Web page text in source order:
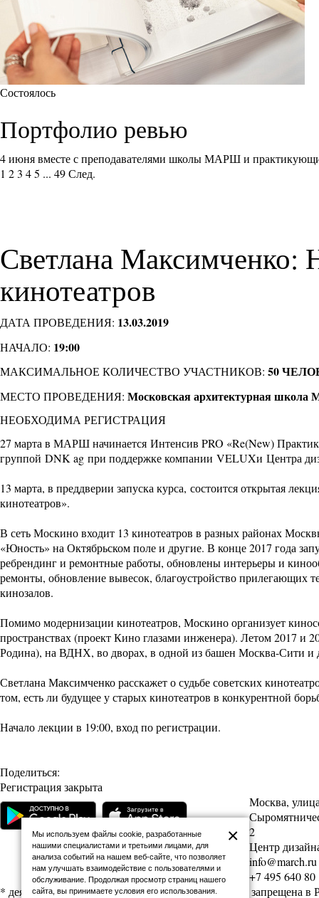
Состоялось
Портфолио ревью
4 июня вместе с преподавателями школы МАРШ и
1 23 45 ... 49След.
Светлана Максимченко:
кинотеатров
ДАТА ПРОВЕДЕНИЯ: 13.03.2019
НАЧАЛО: 19:00
МАКСИМАЛЬНОЕ КОЛИЧЕСТВО УЧАСТНИКОВ: 50
МЕСТО ПРОВЕДЕНИЯ: Московская архитектурная
НЕОБХОДИМА РЕГИСТРАЦИЯ
27 марта в МАРШ начинается Интенсив PRO «Re(New)
группой DNK ag при поддержке компании VELUXи Центра
13 марта, в преддверии запуска курса, состоится открытая
кинотеатров».
В сеть Москино входит 13 кинотеатров в разных районах
«Юность» на Октябрьском поле и другие. В конце 2017 года
ребрендинг и ремонтные работы, обновлены интерьеры и
ремонты, обновление вывесок, благоустройство прилегающих
кинозалов.
Помимо модернизации кинотеатров, Москино организует
пространствах (проект Кино глазами инженера). Летом 2017
Родина), на ВДНХ, во дворах, в одной из башен Москва-Сити и
Светлана Максимченко расскажет о судьбе советских
том, есть ли будущее у старых кинотеатров в конкурентной
Начало лекции в 19:00, вход по регистрации.
Поделиться:
Регистрация закрыта
Москва,
2
Центр
info@march.ru
+7 495 640 80
* деятельность Meta (соцсети Facebook и Instagram) запрещена в
×
Мы используем файлы cookie, разработанные
нашими специалистами и третьими лицами, для
анализа событий на нашем веб-сайте, что позволяет
нам улучшать взаимодействие с пользователями и
обслуживание. Продолжая просмотр страниц нашего
сайта, вы принимаете условия его использования.